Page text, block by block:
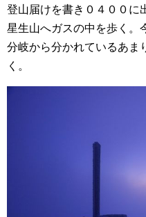
登山届けを書き０４００に
星生山へガスの中を歩く。
分岐から分かれているあま
く。